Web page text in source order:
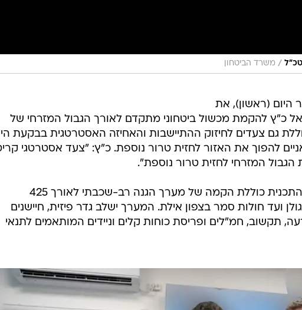
/ משרד הביטחון
היום (ראשון), את
כ"ץ להקמת מכשול ביטחוני מתקדם לאורך הגבול המזרחי של
גם צעדים לחיזוק ההתיישבות והאחיזה האסטרטגית בבקעת
להפוך את האזור לחזית טרור נוספת. כ"ץ: "צעד אסטרטגי
הגבול המזרחי לחזית טרור נוספת".
לפי הודעת משרד הביטחון, התכנית כוללת הקמה של מערך הגנה רב-שכבתי לאורך 425
ועד חולות סמר בצפון אילת. המערך ישלב גדר פיזית, חיישנים
תקשוב, חמ"לים ופריסת כוחות קלים וניידים המותאמים לתנאי